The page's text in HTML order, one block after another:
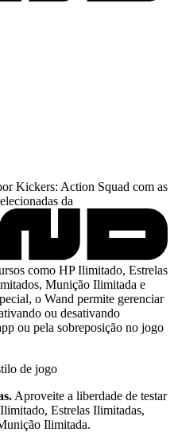
Kickers: Action Squad com as
da
como HP Ilimitado, Estrelas
Munição Ilimitada e
o Wand permite gerenciar
ou desativando
ou pela sobreposição no jogo
de jogo
Aproveite a liberdade de testar
Estrelas Ilimitadas,
Ilimitada.